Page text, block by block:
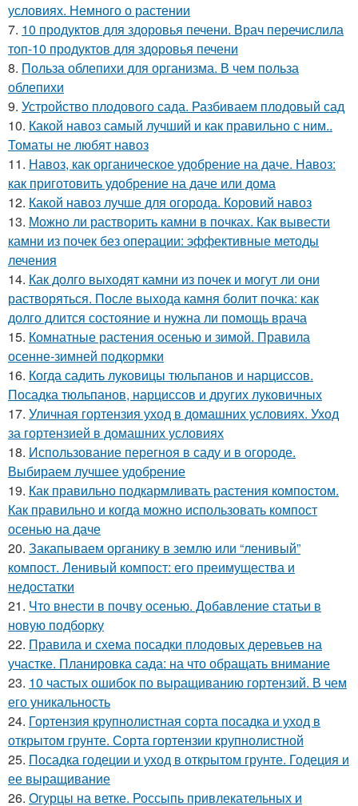
условиях. Немного о растении
7. 10 продуктов для здоровья печени. Врач перечислила
топ-10 продуктов для здоровья печени
8. Польза облепихи для организма. В чем польза
облепихи
9. Устройство плодового сада. Разбиваем плодовый сад
10. Какой навоз самый лучший и как правильно с ним..
Томаты не любят навоз
11. Навоз, как органическое удобрение на даче. Навоз:
как приготовить удобрение на даче или дома
12. Какой навоз лучше для огорода. Коровий навоз
13. Можно ли растворить камни в почках. Как вывести
камни из почек без операции: эффективные методы
лечения
14. Как долго выходят камни из почек и могут ли они
растворяться. После выхода камня болит почка: как
долго длится состояние и нужна ли помощь врача
15. Комнатные растения осенью и зимой. Правила
осенне-зимней подкормки
16. Когда садить луковицы тюльпанов и нарциссов.
Посадка тюльпанов, нарциссов и других луковичных
17. Уличная гортензия уход в домашних условиях. Уход
за гортензией в домашних условиях
18. Использование перегноя в саду и в огороде.
Выбираем лучшее удобрение
19. Как правильно подкармливать растения компостом.
Как правильно и когда можно использовать компост
осенью на даче
20. Закапываем органику в землю или “ленивый”
компост. Ленивый компост: его преимущества и
недостатки
21. Что внести в почву осенью. Добавление статьи в
новую подборку
22. Правила и схема посадки плодовых деревьев на
участке. Планировка сада: на что обращать внимание
23. 10 частых ошибок по выращиванию гортензий. В чем
его уникальность
24. Гортензия крупнолистная сорта посадка и уход в
открытом грунте. Сорта гортензии крупнолистной
25. Посадка годеции и уход в открытом грунте. Годеция и
ее выращивание
26. Огурцы на ветке. Россыпь привлекательных и